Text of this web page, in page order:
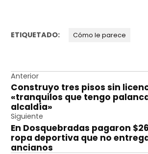
ETIQUETADO: Cómo le parece
Navegación
de
entradas
Anterior
Construyo tres pisos sin
«tranquilos que tengo
alcaldía»
Siguiente
En Dosquebradas pagaron
ropa deportiva que no
ancianos